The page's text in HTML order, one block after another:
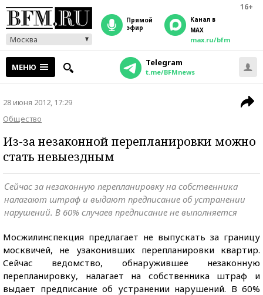
16+
Москва
прямой
эфир
Канал в
MAX
max.ru/bfm
МЕНЮ Telegram
t.me/BFMnews
28 июня 2012, 17:29
Общество
Из-за незаконной перепланировки можно
стать невыездным
Сейчас за незаконную перепланировку на собственника
налагают штраф и выдают предписание об устранении
нарушений. В 60% случаев предписание не выполняется
Мосжилинспекция предлагает не выпускать за границу
москвичей, не узаконивших перепланировки квартир.
Сейчас ведомство, обнаружившее незаконную
перепланировку, налагает на собственника штраф и
выдает предписание об устранении нарушений. В 60%